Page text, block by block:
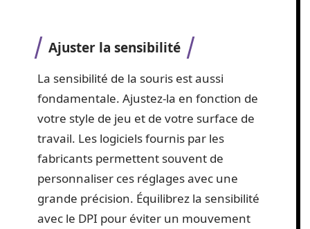
Ajuster la sensibilité
La sensibilité de la souris est aussi
fondamentale. Ajustez-la en fonction de
votre style de jeu et de votre surface de
travail. Les logiciels fournis par les
fabricants permettent souvent de
personnaliser ces réglages avec une
grande précision. Équilibrez la sensibilité
avec le DPI pour éviter un mouvement